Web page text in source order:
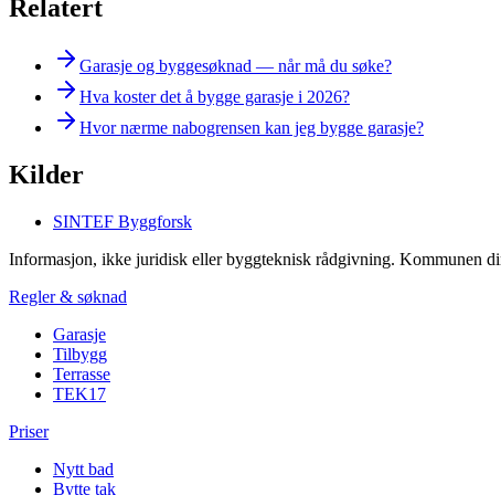
Relatert
Garasje og byggesøknad — når må du søke?
Hva koster det å bygge garasje i 2026?
Hvor nærme nabogrensen kan jeg bygge garasje?
Kilder
SINTEF Byggforsk
Informasjon, ikke juridisk eller byggteknisk rådgivning. Kommunen
Regler & søknad
Garasje
Tilbygg
Terrasse
TEK17
Priser
Nytt bad
Bytte tak